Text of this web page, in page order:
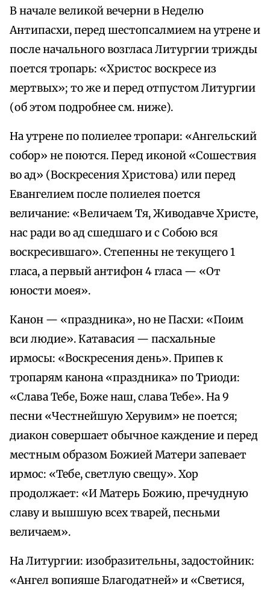
В начале великой вечерни в Неделю
Антипасхи, перед шестопсалмием на утрене и
после начального возгласа Литургии трижды
поется тропарь: «Христос воскресе из
мертвых»; то же и перед отпустом Литургии
(об этом подробнее см. ниже).
На утрене по полиелее тропари: «Ангельский
собор» не поются. Перед иконой «Сошествия
во ад» (Воскресения Христова) или перед
Евангелием после полиелея поется
величание: «Величаем Тя, Живодавче Христе,
нас ради во ад сшедшаго и с Собою вся
воскресившаго». Степенны не текущего 1
гласа, а первый антифон 4 гласа — «От
юности моея».
Канон — «праздника», но не Пасхи: «Поим
вси людие». Катавасия — пасхальные
ирмосы: «Воскресения день». Припев к
тропарям канона «праздника» по Триоди:
«Слава Тебе, Боже наш, слава Тебе». На 9
песни «Честнейшую Херувим» не поется;
диакон совершает обычное каждение и перед
местным образом Божией Матери запевает
ирмос: «Тебе, светлую свещу». Хор
продолжает: «И Матерь Божию, пречудную
славу и вышшую всех тварей, песньми
величаем».
На Литургии: изобразительны, задостойник:
«Ангел вопияше Благодатней» и «Светися,